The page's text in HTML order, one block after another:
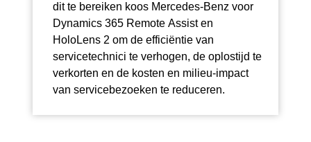
dit te bereiken koos Mercedes-Benz voor
Dynamics 365 Remote Assist en
HoloLens 2 om de efficiëntie van
servicetechnici te verhogen, de oplostijd te
verkorten en de kosten en milieu-impact
van servicebezoeken te reduceren.